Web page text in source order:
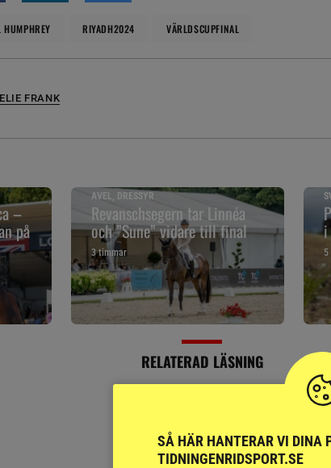
HUMPHREY RIYADH2024 VÄRLDSCUPFINAL
FRANK
–
på
AVEL, DRESSYR
Revanschsegern tar Linnéa
och ”Sune” vidare till final
3 timmar
i
RELATERAD LÄSNING
SÅ HÄR HANTERAR VI DINA
TIDNINGENRIDSPORT.SE